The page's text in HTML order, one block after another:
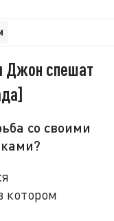
Джон спешат
со своими
котором